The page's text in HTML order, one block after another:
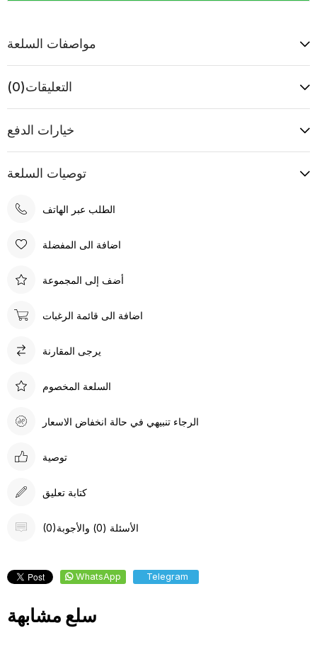
مواصفات السلعة
التعليقات(0)
خيارات الدفع
توصيات السلعة
الطلب عبر الهاتف
اضافة الى المفضلة
أضف إلى المجموعة
اضافة الى قائمة الرغبات
يرجى المقارنة
السلعة المخصوم
الرجاء تنبيهي في حالة انخفاض الاسعار
توصية
كتابة تعليق
(0)الأسئلة (0) والأجوبة
WhatsApp Telegram
سلع مشابهة